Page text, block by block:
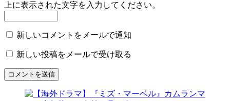
上に表示された文字を入力してください。
新しいコメントをメールで通知
新しい投稿をメールで受け取る